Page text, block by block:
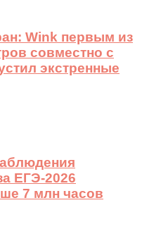
Wink первым из
совместно с
экстренные
ЕГЭ-2026
7 млн часов